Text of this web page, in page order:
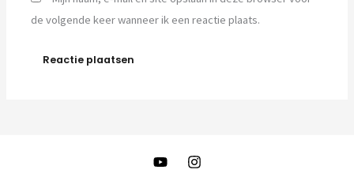
de volgende keer wanneer ik een reactie plaats.